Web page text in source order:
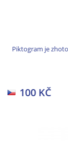
Piktogram je
100 KČ